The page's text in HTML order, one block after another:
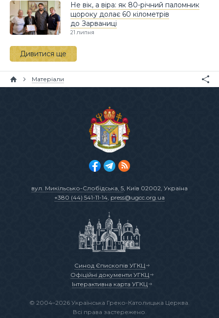
Не вік, а віра: як 80-річний паломник
щороку долає 60 кілометрів
до Зарваниці
21 липня
Дивитися ще
Матеріали
вул. Микільсько-Слобідська, 5, Київ 02002, Україна
+380 (44) 541-11-14, press@ugcc.org.ua
Синод Єпископів УГКЦ
Офіційні документи УГКЦ
Інтерактивна карта УГКЦ
© 2004–2026 Українська Греко-Католицька Церква.
Всі права застережено.